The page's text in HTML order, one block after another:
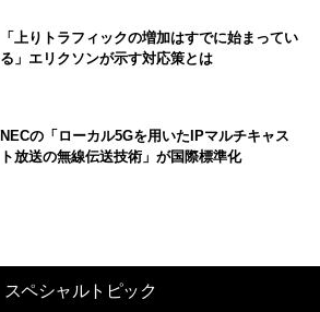
「上りトラフィックの増加はすでに始まってい
る」エリクソンが示す対応策とは
NECの「ローカル5Gを用いたIPマルチキャス
ト放送の無線伝送技術」が国際標準化
スペシャルトピック